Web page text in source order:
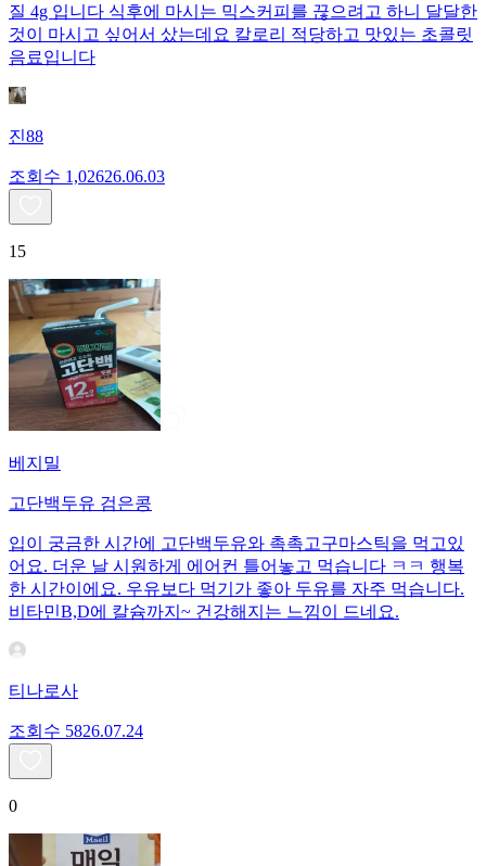
질 4g 입니다 식후에 마시는 믹스커피를 끊으려고 하니 달달한
것이 마시고 싶어서 샀는데요 칼로리 적당하고 맛있는 초콜릿
음료입니다
진88
조회수 1,02626.06.03
15
베지밀
고단백두유 검은콩
입이 궁금한 시간에 고단백두유와 촉촉고구마스틱을 먹고있
어요. 더운 날 시원하게 에어컨 틀어놓고 먹습니다 ㅋㅋ 행복
한 시간이에요. 우유보다 먹기가 좋아 두유를 자주 먹습니다.
비타민B,D에 칼슘까지~ 건강해지는 느낌이 드네요.
티나로사
조회수 5826.07.24
0